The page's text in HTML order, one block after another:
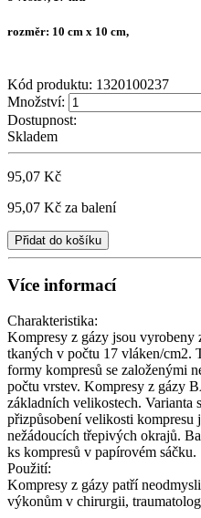
rozměr: 10 cm x 10 cm,
Kód produktu: 1320100237
Množství:
Dostupnost:
Skladem
95,07 Kč
95,07 Kč za balení
Přidat do košíku
Více informací
Charakteristika:
Kompresy z gázy jsou vyrobeny
tkaných v počtu 17 vláken/cm2.
formy kompresů se založenými
počtu vrstev. Kompresy z gázy
základních velikostech. Varianta
přizpůsobení velikosti kompresu
nežádoucích třepivých okrajů.
ks kompresů v papírovém sáčku.
Použití:
Kompresy z gázy patří
výkonům v chirurgii,